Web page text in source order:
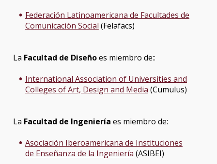
Federación Latinoamericana de Facultades de
Comunicación Social (Felafacs)
La Facultad de Diseñoes miembro de::
International Association of Universities and
Colleges of Art, Design and Media (Cumulus)
La Facultad de Ingeniería es miembro de:
Asociación Iberoamericana de Instituciones
de Enseñanza de la Ingeniería (ASIBEI)